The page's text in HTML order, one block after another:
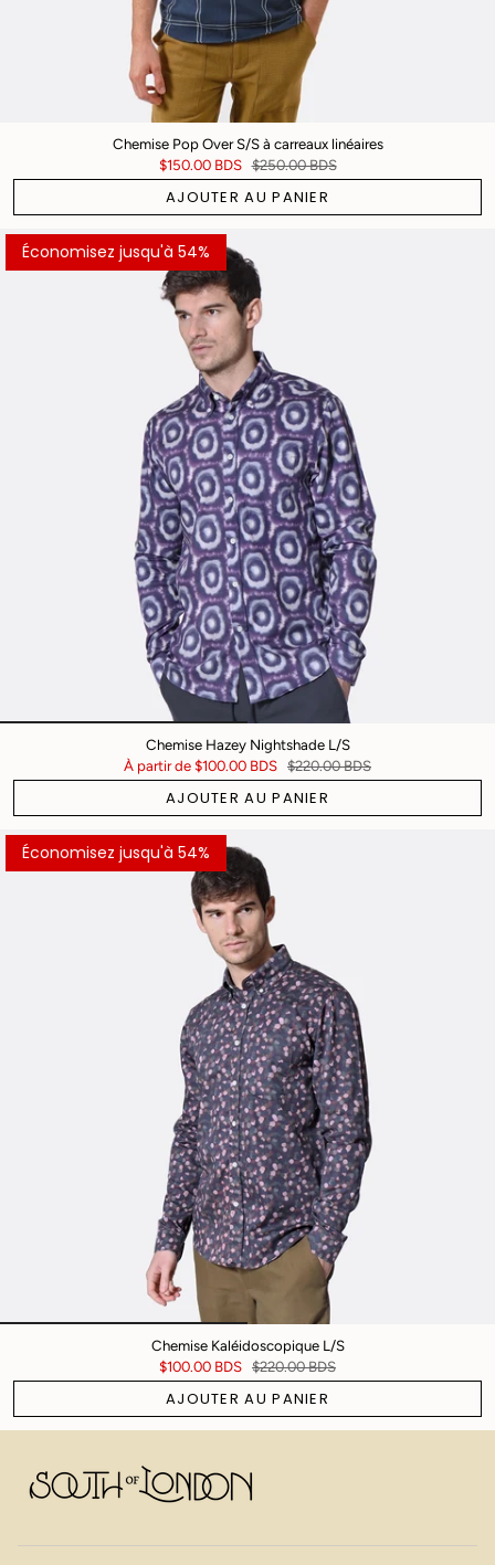
Chemise Pop Over S/S à carreaux linéaires
$150.00 BDS $250.00 BDS
AJOUTER AU PANIER
Économisez jusqu'à 54%
Chemise Hazey Nightshade L/S
À partir de $100.00 BDS $220.00 BDS
AJOUTER AU PANIER
Économisez jusqu'à 54%
Chemise Kaléidoscopique L/S
$100.00 BDS $220.00 BDS
AJOUTER AU PANIER